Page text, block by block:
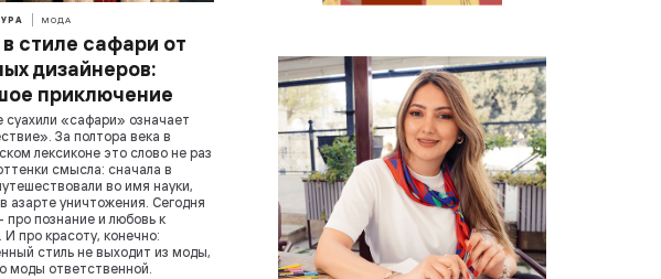
МОДА
стиле сафари от
дизайнеров:
приключение
суахили «сафари» означает
За полтора века в
лексиконе это слово не раз
смысла: сначала в
во имя науки,
азарте уничтожения. Сегодня
про познание и любовь к
И про красоту, конечно:
стиль не выходит из моды,
моды ответственной.